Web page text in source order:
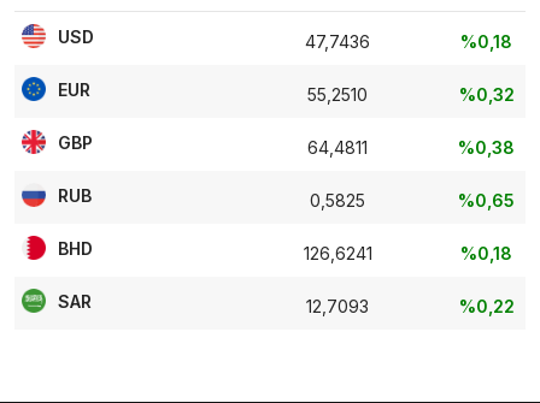
USD 47,7436 %0,18
EUR 55,2510 %0,32
GBP 64,4811 %0,38
RUB 0,5825 %0,65
BHD 126,6241 %0,18
SAR 12,7093 %0,22